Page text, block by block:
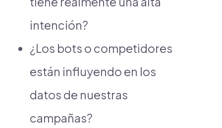
intención?
¿Los bots o competidores
están influyendo en los
datos de nuestras
campañas?